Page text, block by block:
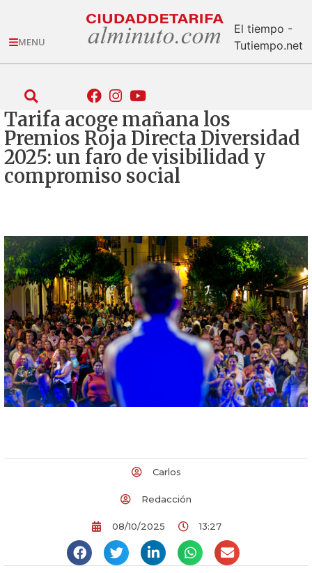
MENU
El tiempo -
Tutiempo.net
Tarifa acoge mañana los
Premios Roja Directa Diversidad
2025: un faro de visibilidad y
compromiso social
Carlos
Redacción
08/10/2025 13:27